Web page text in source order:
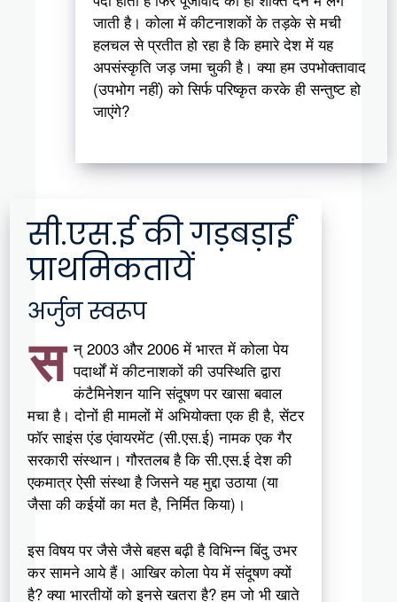
जाती है। कोला में कीटनाशकों के तड़के से मची
हलचल से प्रतीत हो रहा है कि हमारे देश में यह
अपसंस्कृति जड़ जमा चुकी है। क्या हम उपभोक्तावाद
(उपभोग नहीं) को सिर्फ परिष्कृत करके ही सन्तुष्ट हो
जाएंगे?
सी.एस.ई की गड़बड़ाईं
प्राथमिकतायें
अर्जुन स्वरूप
स न् 2003 और 2006 में भारत में कोला पेय
पदार्थों में कीटनाशकों की उपस्थिति द्वारा
कंटैमिनेशन यानि संदूषण पर खासा बवाल
मचा है। दोनों ही मामलों में अभियोक्ता एक ही है, सेंटर
फॉर साइंस एंड एंवायरमेंट (सी.एस.ई) नामक एक गैर
सरकारी संस्थान। गौरतलब है कि सी.एस.ई देश की
एकमात्र ऐसी संस्था है जिसने यह मुद्दा उठाया (या
जैसा की कईयों का मत है, निर्मित किया)।
इस विषय पर जैसे जैसे बहस बढ़ी है विभिन्न बिंदु उभर
कर सामने आये हैं। आखिर कोला पेय में संदूषण क्यों
है? क्या भारतीयों को इनसे खतरा है? हम जो भी खाते